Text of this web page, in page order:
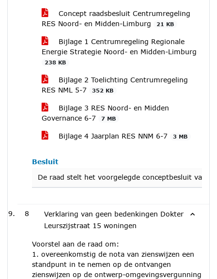
Concept raadsbesluit Centrumregeling
RES Noord- en Midden-Limburg
21 KB
Bijlage 1 Centrumregeling Regionale
Energie Strategie Noord- en Midden-Limburg
238 KB
Bijlage 2 Toelichting Centrumregeling
RES NML 5-7
352 KB
Bijlage 3 RES Noord- en Midden
Governance 6-7
7 MB
Bijlage 4 Jaarplan RES NNM 6-7 3 MB
Besluit
De raad stelt het voorgelegde conceptbesluit vast.
8
Verklaring van geen bedenkingen Dokter
Leurszijstraat 15 woningen
Voorstel aan de raad om:
1. overeenkomstig de nota van zienswijzen een
standpunt in te nemen op de ontvangen
zienswijzen op de ontwerp-omgevingsvergunning